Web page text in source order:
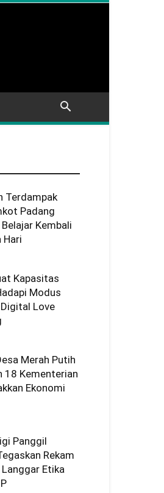
Terdampak
Padang
Kembali
Hari
Kapasitas
Modus
Love
Merah Putih
18 Kementerian
Ekonomi
Panggil
Rekam
Etika